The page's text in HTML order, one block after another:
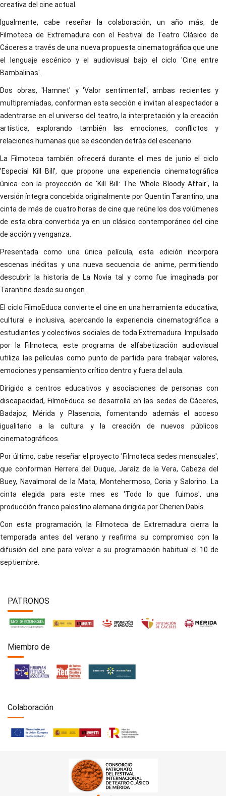
creativa del cine actual.
Igualmente, cabe reseñar la colaboración, un año más, de
Filmoteca de Extremadura con el Festival de Teatro Clásico de
Cáceres a través de una nueva propuesta cinematográfica que une
el lenguaje escénico y el audiovisual bajo el ciclo 'Cine entre
Bambalinas'.
Dos obras, 'Hamnet' y 'Valor sentimental', ambas recientes y
multipremiadas, conforman esta sección e invitan al espectador a
adentrarse en el universo del teatro, la interpretación y la creación
artística, explorando también las emociones, conflictos y
relaciones humanas que se esconden detrás del escenario.
La Filmoteca también ofrecerá durante el mes de junio el ciclo
'Especial Kill Bill', que propone una experiencia cinematográfica
única con la proyección de 'Kill Bill: The Whole Bloody Affair', la
versión íntegra concebida originalmente por Quentin Tarantino, una
cinta de más de cuatro horas de cine que reúne los dos volúmenes
de esta obra convertida ya en un clásico contemporáneo del cine
de acción y venganza.
Presentada como una única película, esta edición incorpora
escenas inéditas y una nueva secuencia de anime, permitiendo
descubrir la historia de La Novia tal y como fue imaginada por
Tarantino desde su origen.
El ciclo FilmoEduca convierte el cine en una herramienta educativa,
cultural e inclusiva, acercando la experiencia cinematográfica a
estudiantes y colectivos sociales de toda Extremadura. Impulsado
por la Filmoteca, este programa de alfabetización audiovisual
utiliza las películas como punto de partida para trabajar valores,
emociones y pensamiento crítico dentro y fuera del aula.
Dirigido a centros educativos y asociaciones de personas con
discapacidad, FilmoEduca se desarrolla en las sedes de Cáceres,
Badajoz, Mérida y Plasencia, fomentando además el acceso
igualitario a la cultura y la creación de nuevos públicos
cinematográficos.
Por último, cabe reseñar el proyecto 'Filmoteca sedes mensuales',
que conforman Herrera del Duque, Jaraíz de la Vera, Cabeza del
Buey, Navalmoral de la Mata, Montehermoso, Coria y Salorino. La
cinta elegida para este mes es 'Todo lo que fuimos', una
producción franco palestino alemana dirigida por Cherien Dabis.
Con esta programación, la Filmoteca de Extremadura cierra la
temporada antes del verano y reafirma su compromiso con la
difusión del cine para volver a su programación habitual el 10 de
septiembre.
PATRONOS
Miembro de
Colaboración